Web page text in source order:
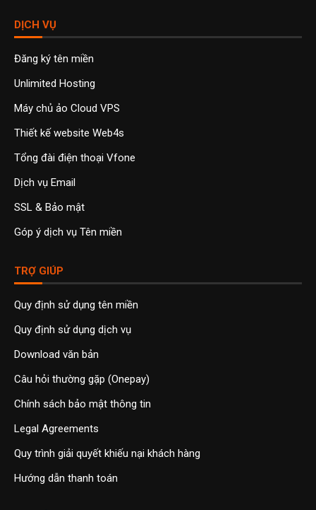
DỊCH VỤ
Đăng ký tên miền
Unlimited Hosting
Máy chủ ảo Cloud VPS
Thiết kế website Web4s
Tổng đài điện thoại Vfone
Dịch vụ Email
SSL & Bảo mật
Góp ý dịch vụ Tên miền
TRỢ GIÚP
Quy định sử dụng tên miền
Quy định sử dụng dịch vụ
Download văn bản
Câu hỏi thường gặp (Onepay)
Chính sách bảo mật thông tin
Legal Agreements
Quy trình giải quyết khiếu nại khách hàng
Hướng dẫn thanh toán